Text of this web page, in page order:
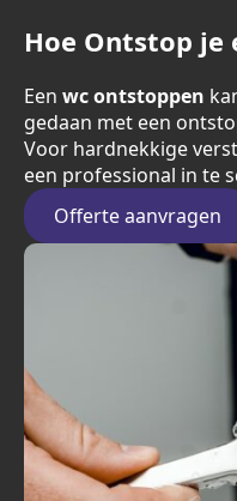
Hoe Ontstop je
Een wc ontstoppen
gedaan met een
Voor hardnekkige
een professional in te
Offerte aanvragen